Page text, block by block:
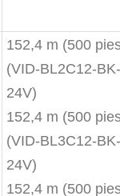
152,4 m (500
(VID-BL2C12-BK-
24V)
152,4 m (500
(VID-BL3C12-BK-
24V)
152,4 m (500